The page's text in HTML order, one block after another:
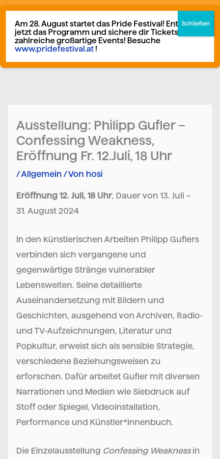
Zum
Inhalt
springen
Mitglied werden
Ausstellung: Philipp Gufler –
Confessing Weakness,
Eröffnung Fr. 12.Juli, 18 Uhr
/Allgemein / Von hosi
Eröffnung 12. Juli, 18 Uhr, Dauer von 13. Juli –
31. August 2024
In den künstlerischen Arbeiten Philipp Guflers
verbinden sich vergangene und
gegenwärtige Stränge vulnerabler
Lebenswelten. Seine detaillierte
Auseinandersetzung mit Bildern und
Geschichten, ausgehend von Archiven, Radio-
und TV-Aufzeichnungen, Literatur und
Popkultur, erweist sich als sensible Strategie,
verschiedene Beziehungsweisen zu
erforschen. Dafür arbeitet Gufler mit diversen
Narrationen und Medien wie Siebdruck auf
Stoff oder Spiegel, Videoinstallation,
Performance und Künstler*innenbuch.
Die Einzelausstellung Confessing Weaknessin
Am 28. August startet das Pride Festival! Entdecke
jetzt das Programm und sichere dir Tickets für
zahlreiche großartige Events! Besuche
www.pridefestival.at !